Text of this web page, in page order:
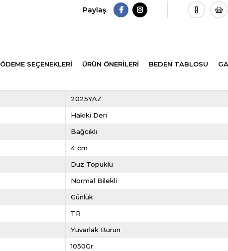
Paylaş
ÖDEME SEÇENEKLERI ÜRÜN ÖNERILERI BEDEN TABLOSU
2025YAZ
Hakiki Deri
Bağcıklı
4 cm
Düz Topuklu
Normal Bilekli
Günlük
TR
Yuvarlak Burun
1050Gr